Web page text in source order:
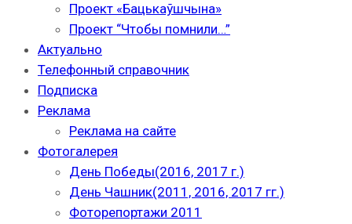
Проект «Бацькаўшчына»
Проект “Чтобы помнили…”
Актуально
Телефонный справочник
Подписка
Реклама
Реклама на сайте
Фотогалерея
День Победы(2016, 2017 г.)
День Чашник(2011, 2016, 2017 гг.)
Фоторепортажи 2011